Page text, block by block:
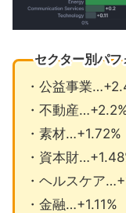
セクター別パフ
・公益事業
・不動産
・素材…+1.72%
・資本財
・ヘルスケア
・金融…+1.11%